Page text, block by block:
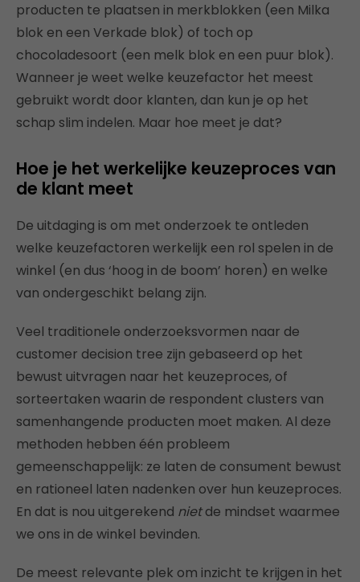
producten te plaatsen in merkblokken (een Milka
blok en een Verkade blok) of toch op
chocoladesoort (een melk blok en een puur blok).
Wanneer je weet welke keuzefactor het meest
gebruikt wordt door klanten, dan kun je op het
schap slim indelen. Maar hoe meet je dat?
Hoe je het werkelijke keuzeproces van
de klant meet
De uitdaging is om met onderzoek te ontleden
welke keuzefactoren werkelijk een rol spelen in de
winkel (en dus ‘hoog in de boom’ horen) en welke
van ondergeschikt belang zijn.
Veel traditionele onderzoeksvormen naar de
customer decision tree zijn gebaseerd op het
bewust uitvragen naar het keuzeproces, of
sorteertaken waarin de respondent clusters van
samenhangende producten moet maken. Al deze
methoden hebben één probleem
gemeenschappelijk: ze laten de consument bewust
en rationeel laten nadenken over hun keuzeproces.
En dat is nou uitgerekend nietde mindset waarmee
we ons in de winkel bevinden.
De meest relevante plek om inzicht te krijgen in het